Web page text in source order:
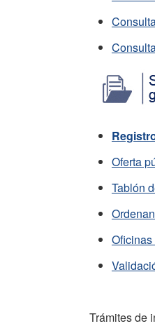
Oferta
Tablón
Trámites de